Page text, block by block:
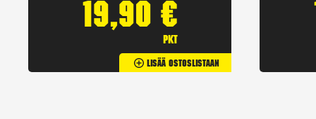
19,90 €
pkt
Lisää Ostoslistaan